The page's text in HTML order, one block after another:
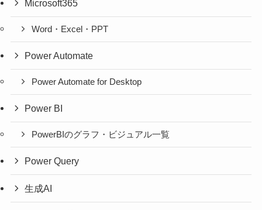
Microsoft365
Word・Excel・PPT
Power Automate
Power Automate for Desktop
Power BI
PowerBIのグラフ・ビジュアル一覧
Power Query
生成AI